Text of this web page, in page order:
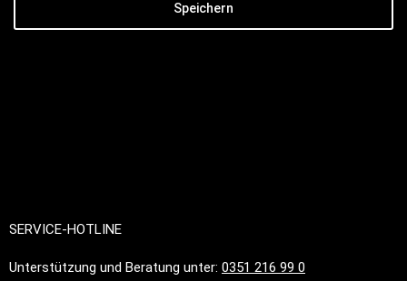
Speichern
SERVICE-HOTLINE
Unterstützung und Beratung unter: 0351 216 99 0